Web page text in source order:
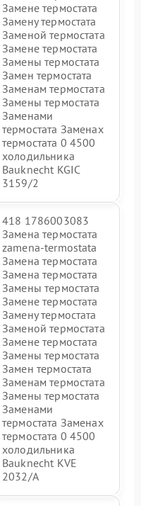
Замене термостата
Замену термостата
Заменой термостата
Замене термостата
Замены термостата
Замен термостата
Заменам термостата
Замены термостата
Заменами
термостата Заменах
термостата 0 4500
холодильника
Bauknecht KGIC
3159/2
418 1786003083
Замена термостата
zamena-termostata
Замена термостата
Замена термостата
Замены термостата
Замене термостата
Замену термостата
Заменой термостата
Замене термостата
Замены термостата
Замен термостата
Заменам термостата
Замены термостата
Заменами
термостата Заменах
термостата 0 4500
холодильника
Bauknecht KVE
2032/A